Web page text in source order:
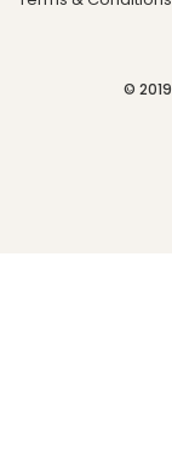
© 2019